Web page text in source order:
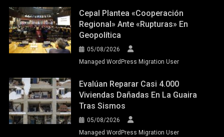
Cepal Plantea «cooperación
Regional» Ante «rupturas» En
Geopolítica
05/08/2026
Managed WordPress Migration User
Evalúan Reparar Casi 4.000
Viviendas Dañadas En La Guaira
Tras Sismos
05/08/2026
Managed WordPress Migration User